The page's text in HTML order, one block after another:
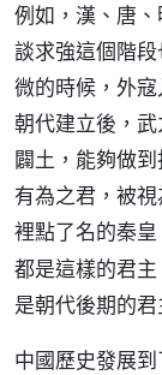
例如，漢、唐
談求強這個階
微的時候，外
朝代建立後，
闢土，能夠做
有為之君，被
裡點了名的秦
都是這樣的君
是朝代後期的君
中國歷史發展